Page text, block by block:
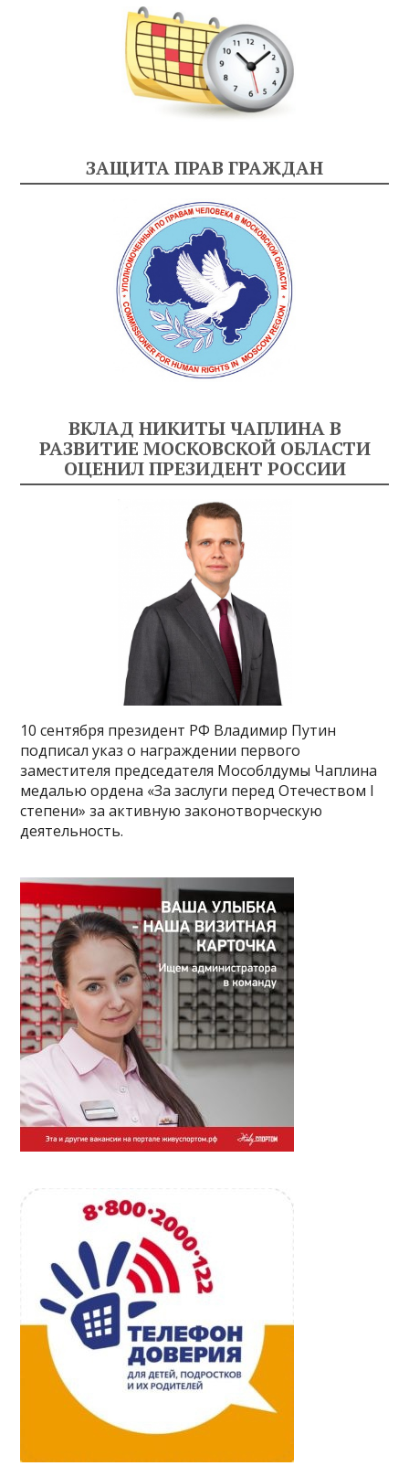
ЗАЩИТА ПРАВ ГРАЖДАН
ВКЛАД НИКИТЫ ЧАПЛИНА В
РАЗВИТИЕ МОСКОВСКОЙ ОБЛАСТИ
ОЦЕНИЛ ПРЕЗИДЕНТ РОССИИ
10 сентября президент РФ Владимир Путин
подписал указ о награждении первого
заместителя председателя Мособлдумы Чаплина
медалью ордена «За заслуги перед Отечеством I
степени» за активную законотворческую
деятельность.